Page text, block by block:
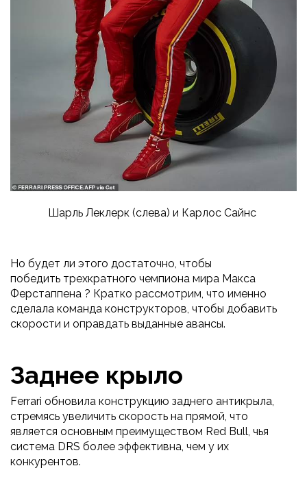
Шарль Леклерк (слева) и Карлос Сайнс
Но будет ли этого достаточно, чтобы
победить трехкратного чемпиона мира Макса
Ферстаппена ? Кратко рассмотрим, что именно
сделала команда конструкторов, чтобы добавить
скорости и оправдать выданные авансы.
Заднее крыло
Ferrari обновила конструкцию заднего антикрыла,
стремясь увеличить скорость на прямой, что
является основным преимуществом Red Bull, чья
система DRS более эффективна, чем у их
конкурентов.